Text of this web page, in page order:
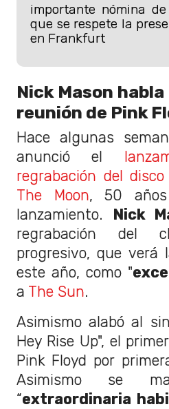
importante nómina
que se respete la
en Frankfurt
Nick Mason
reunión de Pink
Hace algunas
anunció el
regrabación del
The Moon, 50
lanzamiento. Nick
regrabación del
progresivo, que
este año, como "
a The Sun.
Asimismo alabó al
Hey Rise Up", el
Pink Floyd por
Asimismo se
“extraordinaria